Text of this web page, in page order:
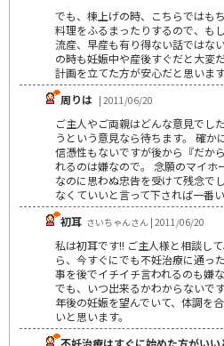
でも、棟上げの時、こちらではも
料理をふるまったりするので、も
流産、早産も有り得ない話ではな
の時も妊娠中や産後すぐだと大変
計画を立てた方が安心だと思いま
周りは | 2011/06/20
ご主人やご両親はどんな意見でし
うという意見なら待ちます。 確か
信憑性もないですが後から『だか
れるのは嫌なので。 念願のマイホ
なのに思わぬ忠告を受けて残念で
なくていいと言って下されば一番
初耳 さいちゃんさん | 2011/06/20
私は初耳です!! ご主人様と相談し
ら、今すぐにでも不妊治療に通っ
事を後でイチイチ言われるのも嫌
でも、いつ出来るかわからないで
年後の妊娠を望んでいて、体調を
いと思います。
不妊治療はすぐに始めた方がいい